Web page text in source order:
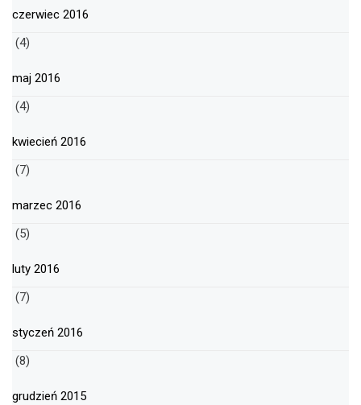
czerwiec 2016
(4)
maj 2016
(4)
kwiecień 2016
(7)
marzec 2016
(5)
luty 2016
(7)
styczeń 2016
(8)
grudzień 2015